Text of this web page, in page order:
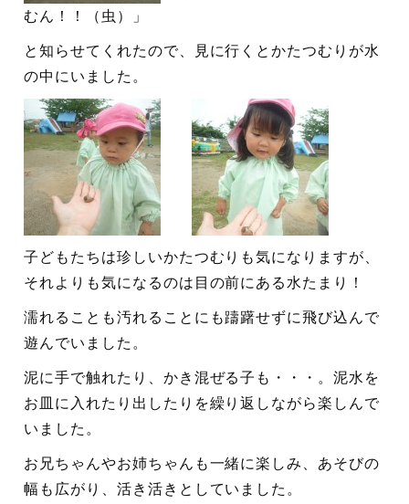
むん！！（虫）」
と知らせてくれたので、見に行くとかたつむりが水
の中にいました。
子どもたちは珍しいかたつむりも気になりますが、
それよりも気になるのは目の前にある水たまり！
濡れることも汚れることにも躊躇せずに飛び込んで
遊んでいました。
泥に手で触れたり、かき混ぜる子も・・・。泥水を
お皿に入れたり出したりを繰り返しながら楽しんで
いました。
お兄ちゃんやお姉ちゃんも一緒に楽しみ、あそびの
幅も広がり、活き活きとしていました。